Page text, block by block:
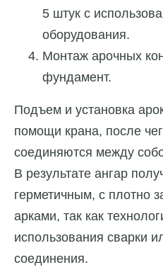
5 штук с
оборудования.
Монтаж арочных
фундамент.
Подъем и установка
помощи крана, после
соединяются между
В результате ангар
герметичным, с плотно
арками, так как
использования сварки
соединения.